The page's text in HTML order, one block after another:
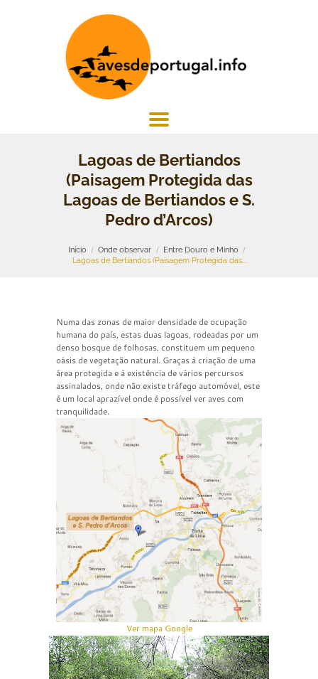
Lagoas de Bertiandos
(Paisagem Protegida das
Lagoas de Bertiandos e S.
Pedro d’Arcos)
Início Onde observar
Entre Douro e Minho
Lagoas de Bertiandos (Paisagem Protegida das...
Numa das zonas de maior densidade de ocupação
humana do país, estas duas lagoas, rodeadas por um
denso bosque de folhosas, constituem um pequeno
oásis de vegetação natural. Graças à criação de uma
área protegida e à existência de vários percursos
assinalados, onde não existe tráfego automóvel, este
é um local aprazível onde é possível ver aves com
tranquilidade.
Ver mapa Google